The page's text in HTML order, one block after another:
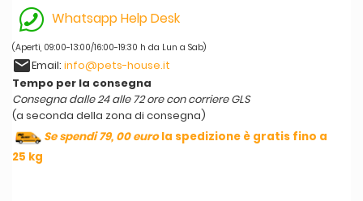
Whatsapp Help Desk
(Aperti, 09:00-13:00/16:00-19:30 h da Lun a Sab)
emailEmail: info@pets-house.it
Tempo per la consegna
Consegna dalle 24 alle 72 ore con corriere GLS
(a seconda della zona di consegna)
Se spendi 79, 00 eurola spedizione è gratis fino a
25 kg